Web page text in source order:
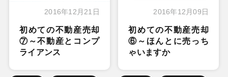
2016年12月21日
初めての不動産売却
⑦～不動産とコンプ
ライアンス
2016年12月09日
初めての不動産売却
⑥～ほんとに売っち
ゃいますか